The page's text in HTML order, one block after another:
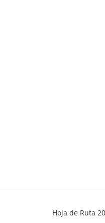
Hoja de Ruta